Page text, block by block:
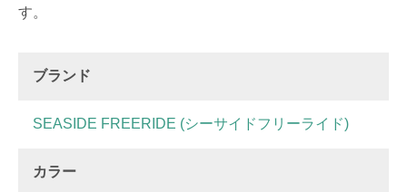
す。
ブランド
SEASIDE FREERIDE (シーサイドフリーライド)
カラー